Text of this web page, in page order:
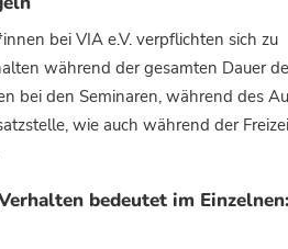
bei VIA e.V. verpflichten sich zu
während der gesamten Dauer
bei den Seminaren, während des
wie auch während der
bedeutet im Einzelnen: